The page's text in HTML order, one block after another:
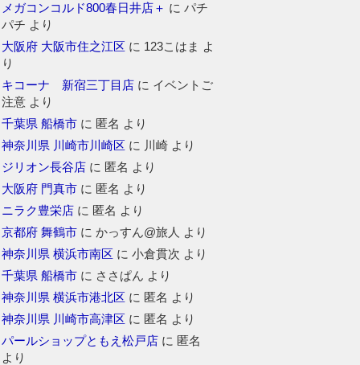
メガコンコルド800春日井店＋ にパチ
パチ より
大阪府 大阪市住之江区 に 123こはま よ
り
キコーナ 新宿三丁目店 に イベントご
注意 より
千葉県 船橋市 に 匿名 より
神奈川県 川崎市川崎区 に 川崎 より
ジリオン長谷店 に 匿名 より
大阪府 門真市 に 匿名 より
ニラク豊栄店 に 匿名 より
京都府 舞鶴市 にかっすん@旅人 より
神奈川県 横浜市南区 に小倉貫次 より
千葉県 船橋市 に ささぱん より
神奈川県 横浜市港北区 に 匿名 より
神奈川県 川崎市高津区 に 匿名 より
パールショップともえ松戸店 に 匿名
より